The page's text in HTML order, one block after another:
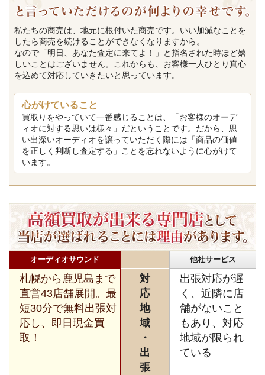
私たちの商売は、地元に根付いた商売です。いい加減なことを
したら商売を続けることができなくなりますから。
なので「明日、あなた査定に来てよ！」と指名された時ほど嬉
しいことはございません。これからも、お客様一人ひとり真心
を込めて対応していきたいと思っています。
心がけていること
買取りをやっていて一番感じることは、「お客様のオーデ
ィオに対する思いは様々」だということです。だから、思
い出深いオーディオを譲っていただく際には「商品の価値
を正しく判断し査定する」ことを忘れないように心がけて
います。
オーディオサウンド 他社サービス
札幌から鹿児島まで
直営43店舗展開。最
短30分で無料出張対
応し、即日現金買
取！
対
応
地
域
・
出
張
出張対応が遅
く、近隣に店
舗がないこと
もあり、対応
地域が限られ
ている